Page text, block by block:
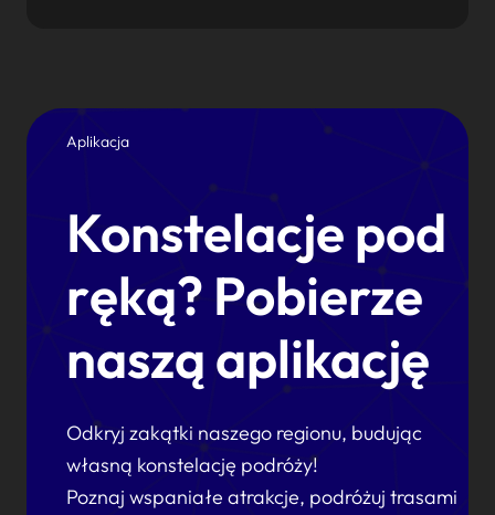
Aplikacja
Konstelacje pod
ręką? Pobierze
naszą aplikację
Odkryj zakątki naszego regionu, budując
własną konstelację podróży!
Poznaj wspaniałe atrakcje, podróżuj trasami